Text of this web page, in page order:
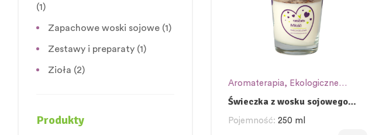
Aromaterapia, Ekologiczne
świece sojowe
Świece sojowe
Świeczka z wosku sojowego
„MIŁOŚĆ”
Pojemność: 250 ml
(1)
Zapachowe woski sojowe (1)
Zestawy i preparaty (1)
Zioła (2)
Produkty